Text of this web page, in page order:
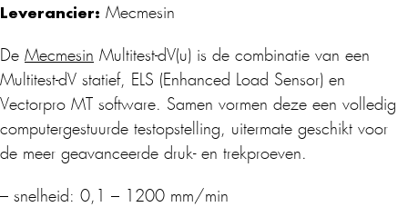
Leverancier: Mecmesin
De Mecmesin Multitest-dV(u) is de combinatie van een
Multitest-dV statief, ELS (Enhanced Load Sensor) en
Vectorpro MT software. Samen vormen deze een volledig
computergestuurde testopstelling, uitermate geschikt voor
de meer geavanceerde druk- en trekproeven.
– snelheid: 0,1 – 1200 mm/min